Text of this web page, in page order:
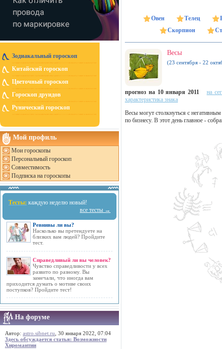
Зодиакальный гороскоп
Китайский гороскоп
Цветочный гороскоп
Гороскоп друидов
Рунический гороскоп
Мой профиль
Мои гороскопы
Персональный гороскоп
Совместимость
Подписка на гороскопы
Тесты: каждую неделю новый!
все тесты →
Ревнивы ли вы?
Насколько вы претендуете на
близких вам людей? Пройдите
тест.
Справедливый ли вы человек?
Чувство справедливости у всех
развито по разному. Вы
замечали, что иногда вам
приходится думать о мотиве своих
поступков? Пройдите тест!
На форуме
Автор: astro.sibnet.ru , 30 января 2022, 07:04
Здесь обсуждается статья: Возможности
Хиромантии
Овен Телец
Скорпион
Весы
(23 сентября - 22
прогноз на 10 января 2011
на
характеристика знака
Весы могут столкнуться с
по бизнесу. В этот день главное -